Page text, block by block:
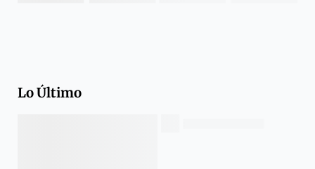
Lo Último